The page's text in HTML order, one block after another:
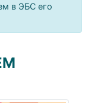
в ЭБС его